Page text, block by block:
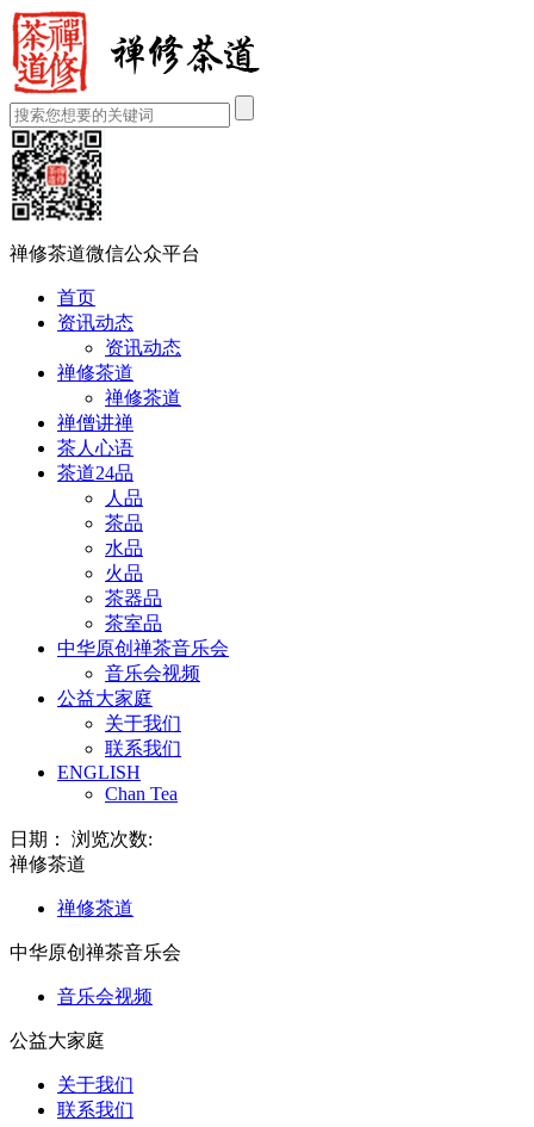
禅修茶道微信公众平台
首页
资讯动态
资讯动态
禅修茶道
禅修茶道
禅僧讲禅
茶人心语
茶道24品
人品
茶品
水品
火品
茶器品
茶室品
中华原创禅茶音乐会
音乐会视频
公益大家庭
关于我们
联系我们
ENGLISH
Chan Tea
日期： 浏览次数:
禅修茶道
禅修茶道
中华原创禅茶音乐会
音乐会视频
公益大家庭
关于我们
联系我们